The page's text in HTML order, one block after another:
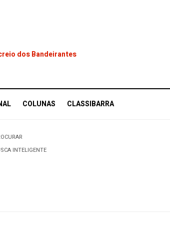
dos Bandeirantes
COLUNAS CLASSIBARRA
INTELIGENTE